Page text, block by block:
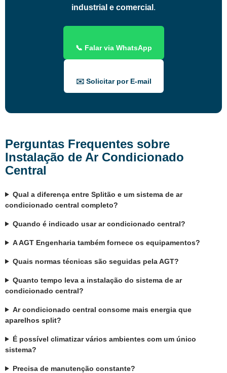
industrial e comercial .
📞 Falar via WhatsApp
✉️ Solicitar por E-mail
Perguntas Frequentes sobre
Instalação de Ar Condicionado
Central
Qual a diferença entre Splitão e um sistema de ar
condicionado central completo?
Quando é indicado usar ar condicionado central?
A AGT Engenharia também fornece os equipamentos?
Quais normas técnicas são seguidas pela AGT?
Quanto tempo leva a instalação do sistema de ar
condicionado central?
Ar condicionado central consome mais energia que
aparelhos split?
É possível climatizar vários ambientes com um único
sistema?
Precisa de manutenção constante?